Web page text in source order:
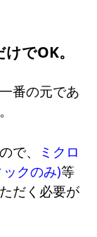
でOK。
番の元であ
で、
ミクロ
クのみ)等
だく必要が